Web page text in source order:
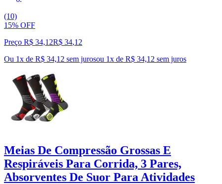
(10)
15% OFF
Preço R$ 34,12R$ 34,12
Ou 1x de R$ 34,12 sem jurosou 1x de R$ 34,12 sem juros
Meias De Compressão Grossas E
Respiráveis Para Corrida, 3 Pares,
Absorventes De Suor Para Atividades